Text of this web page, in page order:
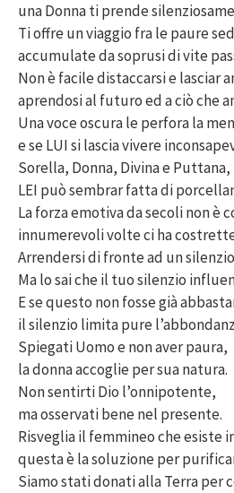
una Donna ti prende
Ti offre un viaggio fra le paure
accumulate da soprusi di vite
Non è facile distaccarsi e lasciar
aprendosi al futuro ed a ciò che
Una voce oscura le perfora la
e se LUI si lascia vivere
Sorella, Donna, Divina e Puttana,
LEI può sembrar fatta di
La forza emotiva da secoli non è
innumerevoli volte ci ha
Arrendersi di fronte ad un
Ma lo sai che il tuo silenzio
E se questo non fosse già
il silenzio limita pure
Spiegati Uomo e non aver paura,
la donna accoglie per sua natura.
Non sentirti Dio l’onnipotente,
ma osservati bene nel presente.
Risveglia il femmineo che esiste
questa è la soluzione per
Siamo stati donati alla Terra per